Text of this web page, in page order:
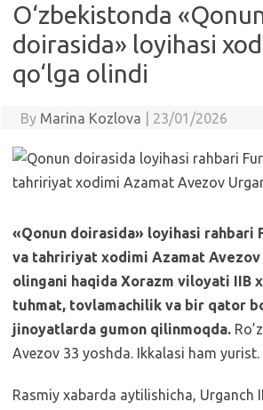
O‘zbekistonda
doirasida» loyihasi
qo‘lga olindi
By Marina Kozlova 23/01/2026
«Qonun doirasida» loyihasi rahbari
va tahririyat xodimi Azamat Avezov
olingani haqida Xorazm viloyati IIB
tuhmat, tovlamachilik va bir qator
jinoyatlarda gumon qilinmoqda.
Avezov 33 yoshda. Ikkalasi ham yurist.
Rasmiy xabarda aytilishicha, Urganch